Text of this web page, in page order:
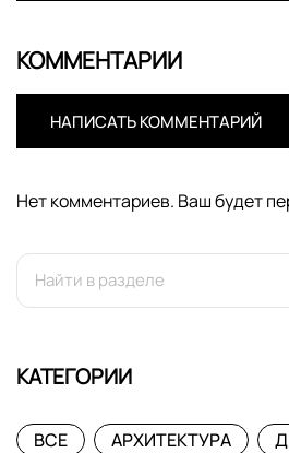
КОММЕНТАРИИ
НАПИСАТЬ КОММЕНТАРИЙ
Нет комментариев. Ваш будет
КАТЕГОРИИ
ВСЕ АРХИТЕКТУРА